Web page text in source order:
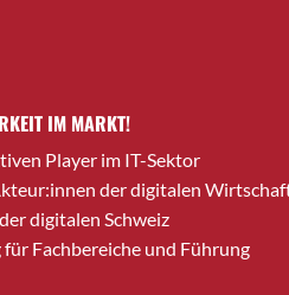
IM MARKT!
Player im IT-Sektor
der digitalen
digitalen Schweiz
Fachbereiche und Führung